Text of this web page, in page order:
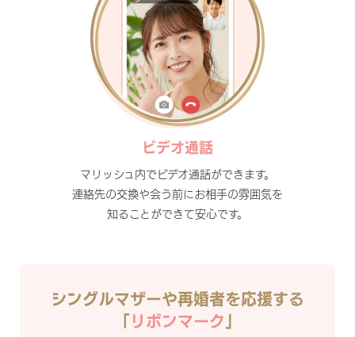
ビデオ通話
マリッシュ内でビデオ通話ができます。
連絡先の交換や会う前にお相手の雰囲気を
知ることができて安心です。
シングルマザーや再婚者を応援する
「 リボンマーク